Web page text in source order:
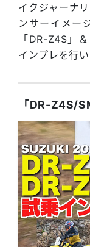
イクジャーナ
ンサーイメー
「DR-Z4S」
インプレを行